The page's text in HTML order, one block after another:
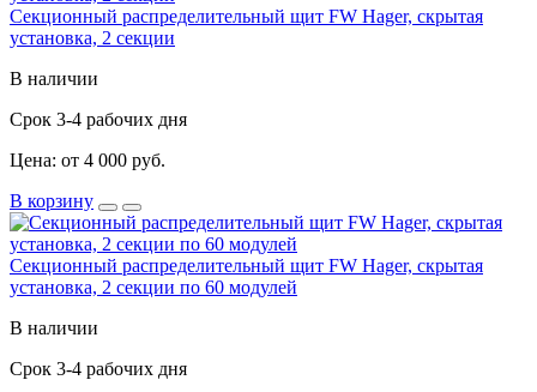
Секционный распределительный щит FW Hager, скрытая
установка, 2 секции
В наличии
Срок 3-4 рабочих дня
Цена: от 4 000 руб.
В корзину
Секционный распределительный щит FW Hager, скрытая
установка, 2 секции по 60 модулей
В наличии
Срок 3-4 рабочих дня